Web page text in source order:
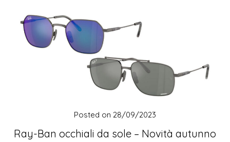
Ray-Ban occhiali da sole – Novità autunno
Posted on 28/09/2023